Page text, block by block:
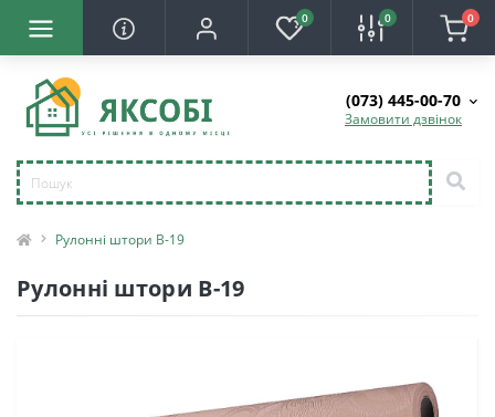
0 0 0
(073) 445-00-70
Замовити дзвінок
Рулонні штори B-19
Рулонні штори B-19